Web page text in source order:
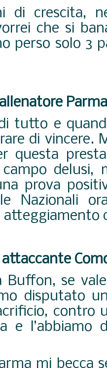
di crescita,
che si
perso solo 3
Parma
tutto e
di vincere.
questa
delusi,
prova
Nazionali
atteggiamento
attaccante
Buffon, se
disputato
contro
e l’abbiamo
mi becca